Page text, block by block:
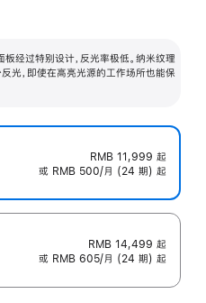
板经过特别设计，反光率极低。纳米纹理
光，即使在高亮光源的工作场所也能保
RMB 11,999 起
或 RMB 500/月 (24 期) 起
RMB 14,499 起
或 RMB 605/月 (24 期) 起